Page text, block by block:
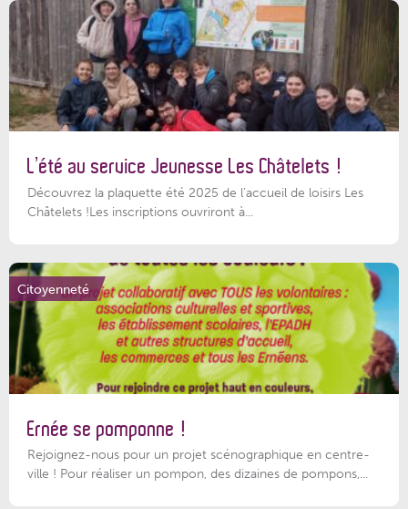
L’été au service Jeunesse Les Châtelets !
Découvrez la plaquette été 2025 de l’accueil de loisirs Les
Châtelets !Les inscriptions ouvriront à...
Citoyenneté
Ernée se pomponne !
Rejoignez-nous pour un projet scénographique en centre-
ville ! Pour réaliser un pompon, des dizaines de pompons,...